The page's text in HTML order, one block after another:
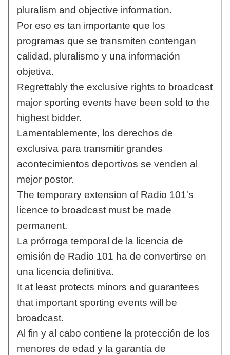
pluralism and objective information.
Por eso es tan importante que los
programas que se transmiten contengan
calidad, pluralismo y una información
objetiva.
Regrettably the exclusive rights to broadcast
major sporting events have been sold to the
highest bidder.
Lamentablemente, los derechos de
exclusiva para transmitir grandes
acontecimientos deportivos se venden al
mejor postor.
The temporary extension of Radio 101's
licence to broadcast must be made
permanent.
La prórroga temporal de la licencia de
emisión de Radio 101 ha de convertirse en
una licencia definitiva.
It at least protects minors and guarantees
that important sporting events will be
broadcast.
Al fin y al cabo contiene la protección de los
menores de edad y la garantía de